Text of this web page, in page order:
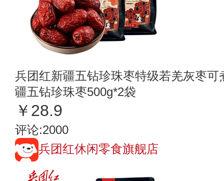
兵团红新疆五钻珍珠枣特级若羌灰枣
疆五钻珍珠枣500g*2袋
￥28.9
评论:2000
兵团红休闲零食旗舰店